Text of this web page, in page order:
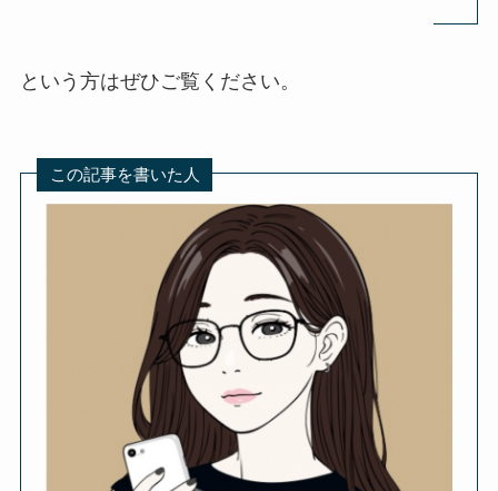
という方はぜひご覧ください。
この記事を書いた人